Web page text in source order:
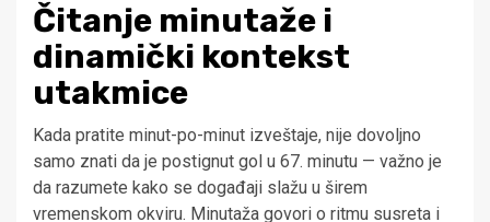
Čitanje minutaže i
dinamički kontekst
utakmice
Kada pratite minut-po-minut izveštaje, nije dovoljno
samo znati da je postignut gol u 67. minutu — važno je
da razumete kako se događaji slažu u širem
vremenskom okviru. Minutaža govori o ritmu susreta i